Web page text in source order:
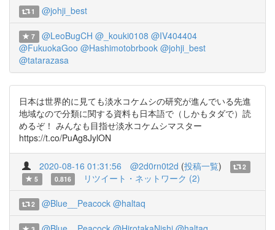
1 @johji_best
7 @LeoBugCH @_kouki0108 @IV404404
@FukuokaGoo @Hashimotobrbook @johji_best
@tatarazasa
日本は世界的に見ても淡水コケムシの研究が進んでいる先進
地域なので分類に関する資料も日本語で（しかもタダで）読
めるぞ！ みんなも目指せ淡水コケムシマスター
https://t.co/PuAg8JylON
2020-08-16 01:31:56 @2d0rn0t2d (投稿一覧)
2
5
0.816 リツイート・ネットワーク (2)
2 @Blue__Peacock @haltaq